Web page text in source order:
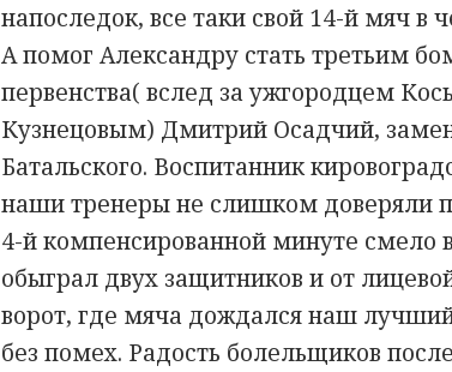
напоследок, все таки свой 14-й мяч в
А помог Александру стать третьим
первенства( вслед за ужгородцем
Кузнецовым) Дмитрий Осадчий,
Батальского. Воспитанник
наши тренеры не слишком доверяли
4-й компенсированной минуте смело
обыграл двух защитников и от
ворот, где мяча дождался наш
без помех. Радость болельщиков